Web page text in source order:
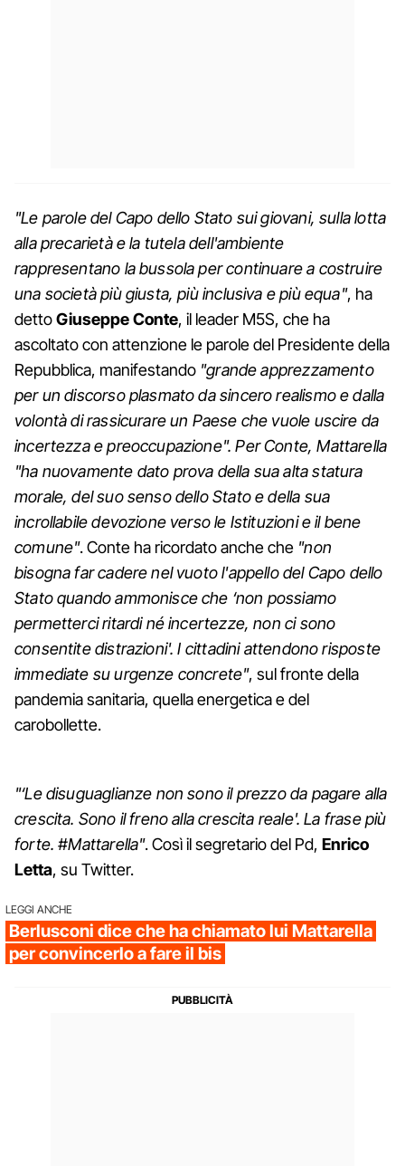
"Le parole del Capo dello Stato sui giovani, sulla lotta
alla precarietà e la tutela dell'ambiente
rappresentano la bussola per continuare a costruire
una società più giusta, più inclusiva e più equa", ha
dettoGiuseppe Conte, il leader M5S, che ha
ascoltato con attenzione le parole del Presidente della
Repubblica, manifestando "grande apprezzamento
per un discorso plasmato da sincero realismo e dalla
volontà di rassicurare un Paese che vuole uscire da
incertezza e preoccupazione". Per Conte, Mattarella
"ha nuovamente dato prova della sua alta statura
morale, del suo senso dello Stato e della sua
incrollabile devozione verso le Istituzioni e il bene
comune". Conte ha ricordato anche che "non
bisogna far cadere nel vuoto l'appello del Capo dello
Stato quando ammonisce che ‘non possiamo
permetterci ritardi né incertezze, non ci sono
consentite distrazioni'. I cittadini attendono risposte
immediate su urgenze concrete", sul fronte della
pandemia sanitaria, quella energetica e del
carobollette.
"‘Le disuguaglianze non sono il prezzo da pagare alla
crescita. Sono il freno alla crescita reale'. La frase più
forte. #Mattarella". Così il segretario del Pd,Enrico
Letta, su Twitter.
LEGGI ANCHE
Berlusconi dice che ha chiamato lui Mattarella
per convincerlo a fare il bis